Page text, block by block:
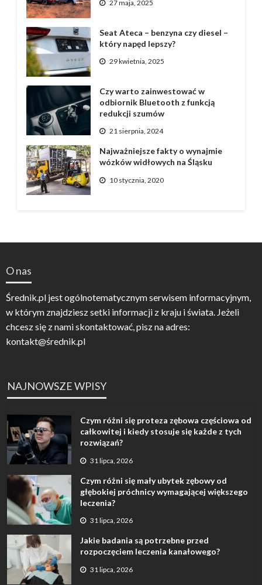
27 maja, 2025
Seat Ateca – benzyna czy diesel –
który napęd lepszy?
29 kwietnia, 2025
Czy warto zainwestować w
odbiornik Bluetooth z funkcją
redukcji szumów
21 sierpnia, 2024
Najważniejsze fakty o wynajmie
wózków widłowych na Śląsku
10 stycznia, 2020
O nas
Średnik.pl jest ogólnotematycznym serwisem informacyjnym,
w którym znajdziesz setki informacji z kraju i świata. Jeżeli
chcesz się z nami skontaktować, pisz na adres:
kontakt@średnik.pl
NAJNOWSZE WPISY
Czym różni się proteza zębowa częściowa od
całkowitej i kiedy stosuje się każde z tych
rozwiązań?
31 lipca, 2026
Czym różni się mały ubytek zębowy od
głębokiej próchnicy wymagającej większego
leczenia?
31 lipca, 2026
Jakie badania są potrzebne przed
rozpoczęciem leczenia kanałowego?
31 lipca, 2026